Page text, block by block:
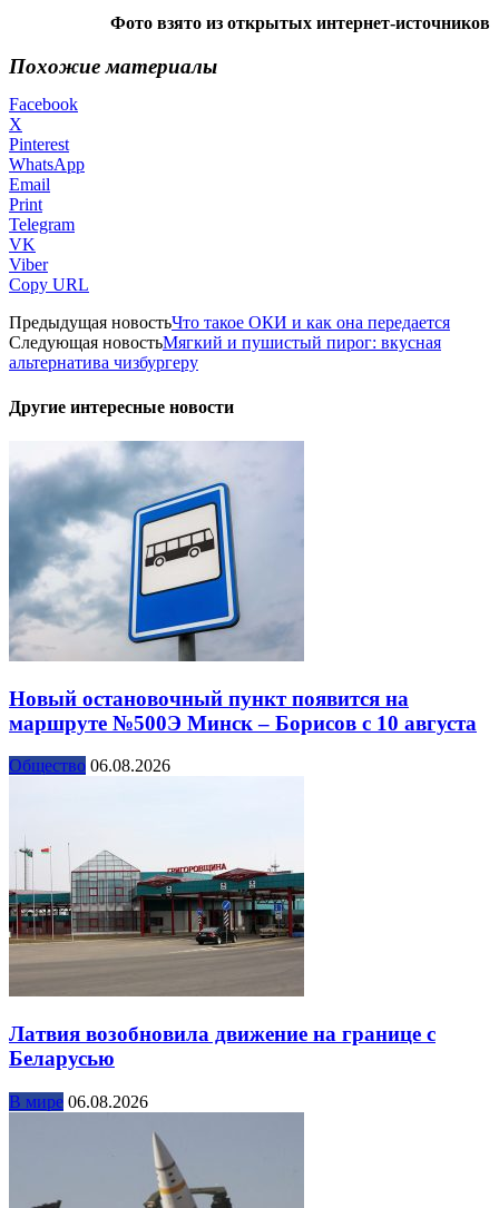
Фото взято из открытых интернет-источников
Похожие материалы
Facebook
X
Pinterest
WhatsApp
Email
Print
Telegram
VK
Viber
Copy URL
Предыдущая новостьЧто такое ОКИ и как она передается
Следующая новостьМягкий и пушистый пирог: вкусная
альтернатива чизбургеру
Другие интересные новости
Новый остановочный пункт появится на
маршруте №500Э Минск – Борисов с 10 августа
Общество 06.08.2026
Латвия возобновила движение на границе с
Беларусью
В мире 06.08.2026